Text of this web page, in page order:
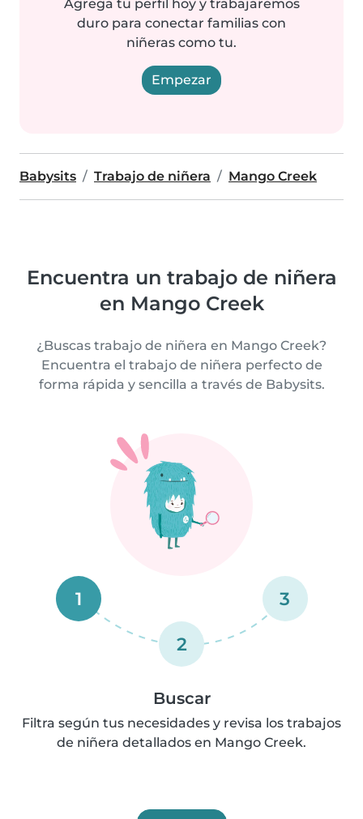
Agrega tu perfil hoy y trabajaremos
duro para conectar familias con
niñeras como tu.
Empezar
Babysits Trabajo de niñera Mango Creek
Encuentra un trabajo de niñera
en Mango Creek
¿Buscas trabajo de niñera en Mango Creek?
Encuentra el trabajo de niñera perfecto de
forma rápida y sencilla a través de Babysits.
1
2
3
Buscar
Filtra según tus necesidades y revisa los trabajos
de niñera detallados en Mango Creek.